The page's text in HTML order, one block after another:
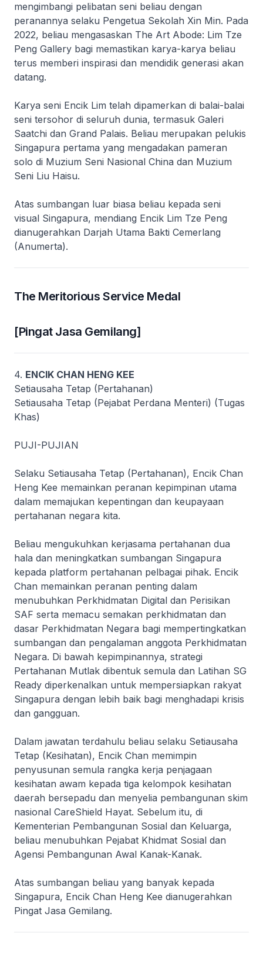
mengimbangi pelibatan seni beliau dengan
peranannya selaku Pengetua Sekolah Xin Min. Pada
2022, beliau mengasaskan The Art Abode: Lim Tze
Peng Gallery bagi memastikan karya-karya beliau
terus memberi inspirasi dan mendidik generasi akan
datang.
Karya seni Encik Lim telah dipamerkan di balai-balai
seni tersohor di seluruh dunia, termasuk Galeri
Saatchi dan Grand Palais. Beliau merupakan pelukis
Singapura pertama yang mengadakan pameran
solo di Muzium Seni Nasional China dan Muzium
Seni Liu Haisu.
Atas sumbangan luar biasa beliau kepada seni
visual Singapura, mendiang Encik Lim Tze Peng
dianugerahkan Darjah Utama Bakti Cemerlang
(Anumerta).
The Meritorious Service Medal
[Pingat Jasa Gemilang]
4. ENCIK CHAN HENG KEE
Setiausaha Tetap (Pertahanan)
Setiausaha Tetap (Pejabat Perdana Menteri) (Tugas
Khas)
PUJI-PUJIAN
Selaku Setiausaha Tetap (Pertahanan), Encik Chan
Heng Kee memainkan peranan kepimpinan utama
dalam memajukan kepentingan dan keupayaan
pertahanan negara kita.
Beliau mengukuhkan kerjasama pertahanan dua
hala dan meningkatkan sumbangan Singapura
kepada platform pertahanan pelbagai pihak. Encik
Chan memainkan peranan penting dalam
menubuhkan Perkhidmatan Digital dan Perisikan
SAF serta memacu semakan perkhidmatan dan
dasar Perkhidmatan Negara bagi mempertingkatkan
sumbangan dan pengalaman anggota Perkhidmatan
Negara. Di bawah kepimpinannya, strategi
Pertahanan Mutlak dibentuk semula dan Latihan SG
Ready diperkenalkan untuk mempersiapkan rakyat
Singapura dengan lebih baik bagi menghadapi krisis
dan gangguan.
Dalam jawatan terdahulu beliau selaku Setiausaha
Tetap (Kesihatan), Encik Chan memimpin
penyusunan semula rangka kerja penjagaan
kesihatan awam kepada tiga kelompok kesihatan
daerah bersepadu dan menyelia pembangunan skim
nasional CareShield Hayat. Sebelum itu, di
Kementerian Pembangunan Sosial dan Keluarga,
beliau menubuhkan Pejabat Khidmat Sosial dan
Agensi Pembangunan Awal Kanak-Kanak.
Atas sumbangan beliau yang banyak kepada
Singapura, Encik Chan Heng Kee dianugerahkan
Pingat Jasa Gemilang.